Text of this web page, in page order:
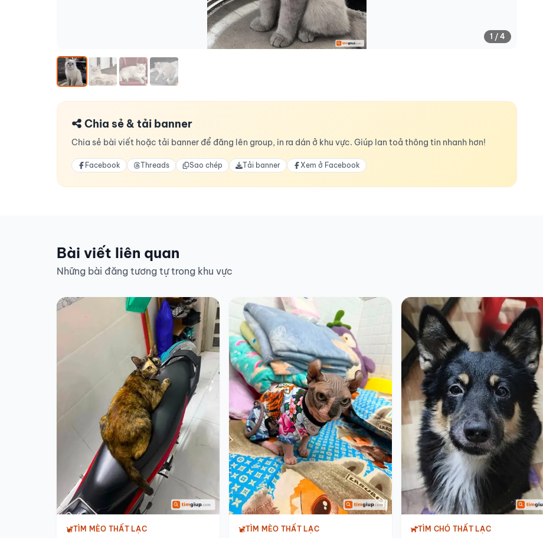
1 / 4
Chia sẻ & tải banner
Chia sẻ bài viết hoặc tải banner để đăng lên group, in ra dán ở khu vực. Giúp lan toả thông tin nhanh hơn!
Facebook Threads Sao chép Tải banner Xem ở Facebook
Bài viết liên quan
Những bài đăng tương tự trong khu vực
TÌM MÈO THẤT LẠC TÌM MÈO THẤT LẠC TÌM CHÓ THẤT LẠC